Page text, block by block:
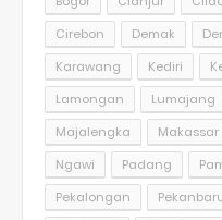
Cirebon
Demak
Karawang
Kediri
Lamongan
Lumajang
Majalengka
Makassar
Ngawi
Padang
Pekalongan